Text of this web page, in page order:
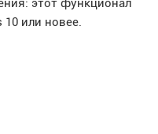
этот функционал
10 или новее.